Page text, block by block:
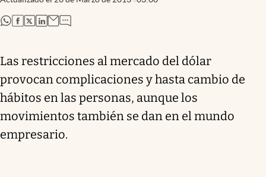
abre en nueva pestaña
abre en nueva pestaña
abre en nueva pestaña
abre en nueva pestaña
Las restricciones al mercado del dólar
provocan complicaciones y hasta cambio de
hábitos en las personas, aunque los
movimientos también se dan en el mundo
empresario.